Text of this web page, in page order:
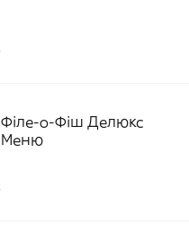
Філе-о-Фіш Делюкс
Меню